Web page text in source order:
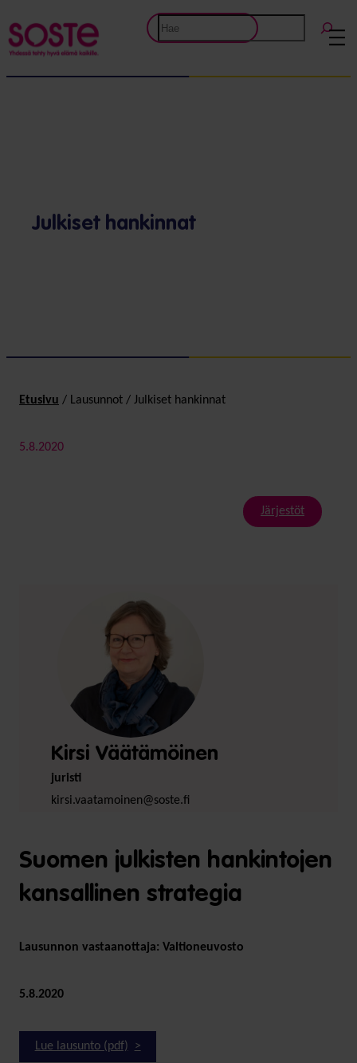
Etsi
Julkiset hankinnat
Etusivu / Lausunnot / Julkiset hankinnat
5.8.2020
Järjestöt
Kirsi Väätämöinen
juristi
kirsi.vaatamoinen@soste.fi
Suomen julkisten hankintojen
kansallinen strategia
Lausunnon vastaanottaja: Valtioneuvosto
5.8.2020
Lue lausunto (pdf)